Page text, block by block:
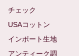
チェック
USAコットン
インポート生地
アンティーク調